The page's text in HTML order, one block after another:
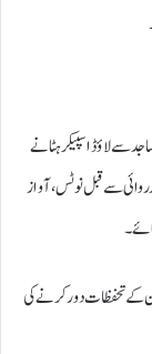
سے لاؤڈ اسپیکر ہٹانے
سے قبل نوٹس، آواز
ان کے تحفظات دور کرنے کی